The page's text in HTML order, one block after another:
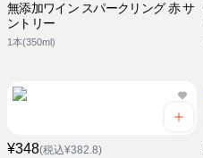
無添加ワイン スパークリング 赤 サ
ントリー
1本(350ml)
¥348(税込¥382.8)